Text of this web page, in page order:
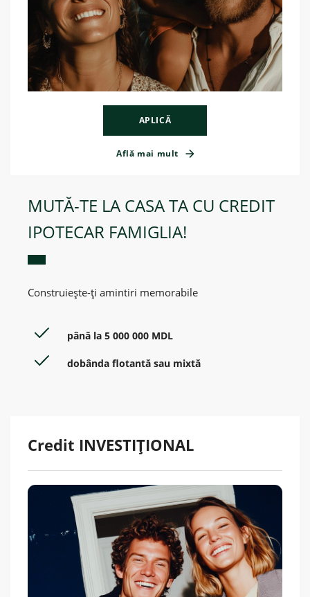
APLICĂ
Află mai mult
MUTĂ-TE LA CASA TA CU CREDIT
IPOTECAR FAMIGLIA!
Construiește-ți amintiri memorabile
până la 5 000 000 MDL
dobânda flotantă sau mixtă
Credit INVESTIȚIONAL